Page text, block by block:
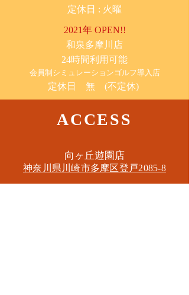
​定休日 : 火曜
2021年 OPEN!!
​和泉多摩川店
24時間利用可能
​会員制シミュレーションゴルフ導入店
定休日 無 (不定休)
ACCESS
​向ヶ丘遊園店
神奈川県川崎市多摩区​登戸2085-8